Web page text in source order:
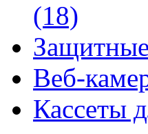
(18)
Веб-
Кассеты